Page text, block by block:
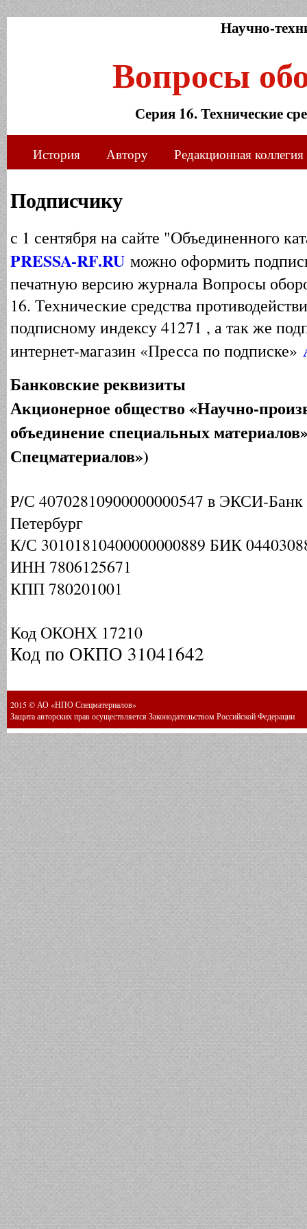
Научно-
Вопросы
Серия 16. Технические
История Автору Редакционная коллегия
Подписчику
с 1 сентября на сайте "Объединенного
PRESSA-RF.RU можно оформить
печатную версию журнала Вопросы
16. Технические средства
подписному индексу 41271 , а так же
интернет-магазин «Пресса по подписке»
Банковские реквизиты
Акционерное общество «Научно-
объединение специальных
Спецматериалов»)
Р/С 40702810900000000547 в ЭКСИ-
Петербург
К/С 30101810400000000889 БИК
ИНН 7806125671
КПП 780201001
Код ОКОНХ 17210
Код по ОКПО 31041642
2015 © АО «НПО Спецматериалов»
Защита авторских прав осуществляется Законодательством Российской Федерации